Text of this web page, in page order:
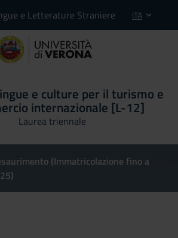
e Letterature Straniere ITA
e culture per il turismo e
internazionale [L-12]
Laurea triennale
(Immatricolazione fino a